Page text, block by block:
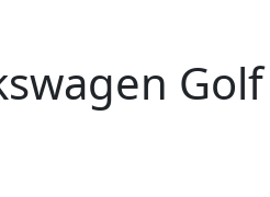
Golf